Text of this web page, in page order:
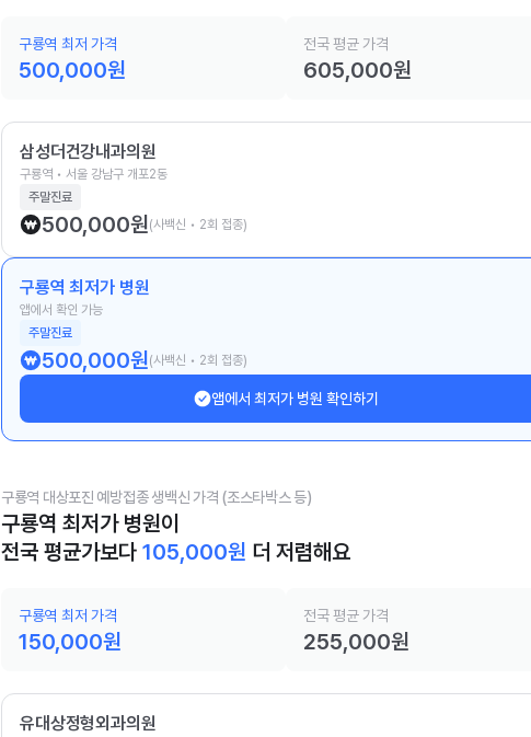
구룡역 최저 가격
500,000원
전국 평균 가격
605,000원
삼성더건강내과의원
구룡역 • 서울 강남구 개포2동
주말진료
500,000원(사백신 • 2회 접종)
구룡역 최저가 병원
앱에서 확인 가능
주말진료
500,000원(사백신 • 2회 접종)
앱에서 최저가 병원 확인하기
구룡역 대상포진 예방접종 생백신 가격 (조스타박스 등)
구룡역 최저가 병원이
전국 평균가보다 105,000원 더 저렴해요
구룡역 최저 가격
150,000원
전국 평균 가격
255,000원
유대상정형외과의원